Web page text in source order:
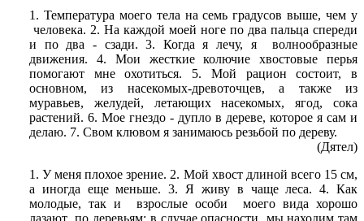
1. Температура моего тела на семь градусов выше, чем у
человека. 2. На каждой моей ноге по два пальца спереди
и по два - сзади. 3. Когда я лечу, я волнообразные
движения. 4. Мои жесткие колючие хвостовые перья
помогают мне охотиться. 5. Мой рацион состоит, в
основном, из насекомых-древоточцев, а также из
муравьев, желудей, летающих насекомых, ягод, сока
растений. 6. Мое гнездо - дупло в дереве, которое я сам и
делаю. 7. Свом клювом я занимаюсь резьбой по дереву.
(Дятел)
1. У меня плохое зрение. 2. Мой хвост длиной всего 15 см,
а иногда еще меньше. 3. Я живу в чаще леса. 4. Как
молодые, так и взрослые особи моего вида хорошо